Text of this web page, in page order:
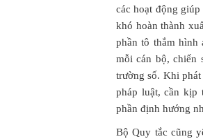
các hoạt động
khó hoàn thành
phần tô thắm hình
mỗi cán bộ, chiến
trường số. Khi
pháp luật, cần kịp
phần định hướng
Bộ Quy tắc cũng